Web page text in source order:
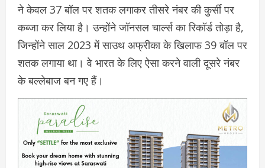
ने केवल 37 बॉल पर शतक लगाकर तीसरे नंबर की कुर्सी पर
कब्जा कर लिया है। उन्होंने जॉनसल चार्ल्स का रिकॉर्ड तोड़ा है,
जिन्होंने साल 2023 में साउथ अफ्रीका के खिलाफ 39 बॉल पर
शतक लगाया था। वे भारत के लिए ऐसा करने वाली दूसरे नंबर
के बल्लेबाज बन गए हैं।